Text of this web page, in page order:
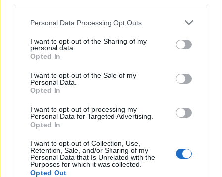
Personal Data Processing Opt Outs
I want to opt-out of the Sharing of my
personal data.
Opted In
I want to opt-out of the Sale of my
Personal Data.
Opted In
I want to opt-out of processing my
Personal Data for Targeted Advertising.
Opted In
I want to opt-out of Collection, Use,
Retention, Sale, and/or Sharing of my
Personal Data that Is Unrelated with the
Purposes for which it was collected.
Opted Out
Pest megye
Fából épül Budakeszi új óvodája
Kecskeméten is szakirányú
HIRDETÉS